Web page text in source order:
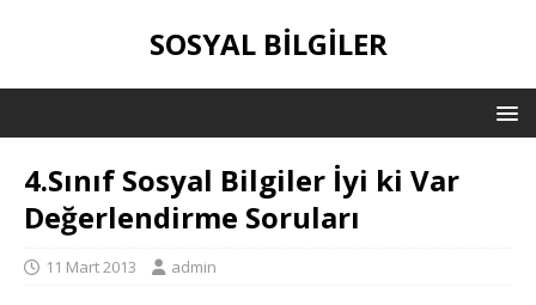
SOSYAL BILGILER
4.Sınıf Sosyal Bilgiler İyi ki Var
Değerlendirme Soruları
11 Mart 2013 admin